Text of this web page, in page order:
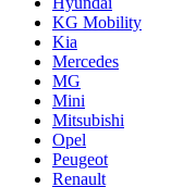
KG Mobility
Kia
Mercedes
MG
Mini
Mitsubishi
Opel
Peugeot
Renault